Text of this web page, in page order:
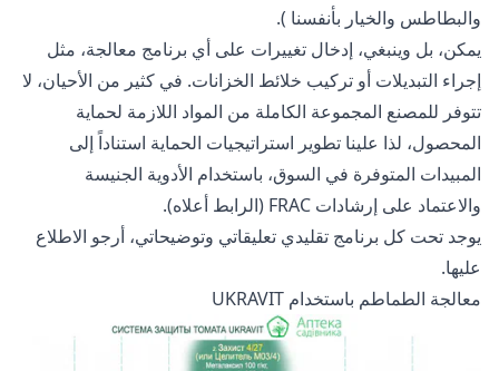
والبطاطس والخيار بأنفسنا ).
يمكن، بل وينبغي، إدخال تغييرات على أي برنامج معالجة، مثل
إجراء التبديلات أو تركيب خلائط الخزانات. في كثير من الأحيان، لا
تتوفر للمصنع المجموعة الكاملة من المواد اللازمة لحماية
المحصول، لذا علينا تطوير استراتيجيات الحماية استناداً إلى
المبيدات المتوفرة في السوق، باستخدام الأدوية الجنيسة
والاعتماد على إرشادات FRAC (الرابط أعلاه).
يوجد تحت كل برنامج تقليدي تعليقاتي وتوضيحاتي، أرجو الاطلاع
عليها.
معالجة الطماطم باستخدام UKRAVIT